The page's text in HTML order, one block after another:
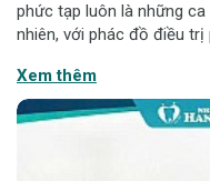
phức tạp luôn là những
nhiên, với phác đồ điều
Top 3 ca niềng răn
Xem thêm